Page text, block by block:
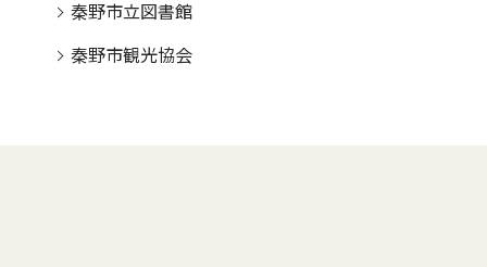
秦野市立図書館
秦野市観光協会